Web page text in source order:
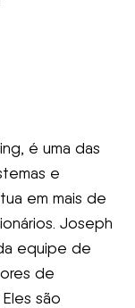
é uma das
e
em mais de
Joseph
equipe de
de
são